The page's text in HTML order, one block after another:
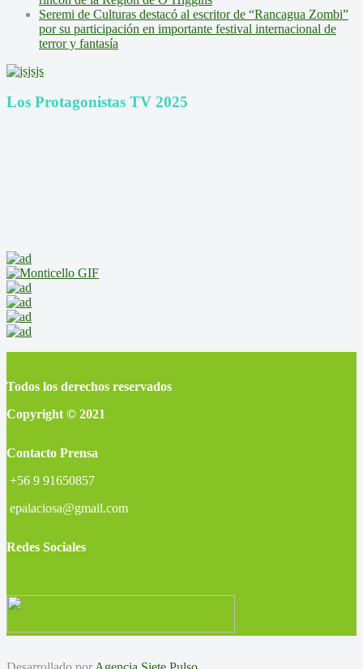
Seremi de Culturas destacó al escritor de “Rancagua Zombi”
por su participación en importante festival internacional de
terror y fantasía
Los Protagonistas TV 2025
Todos los derechos reservados
Copyright © 2021
Contacto Prensa
+56 9 91650857
epalaciosa@gmail.com
Redes Sociales